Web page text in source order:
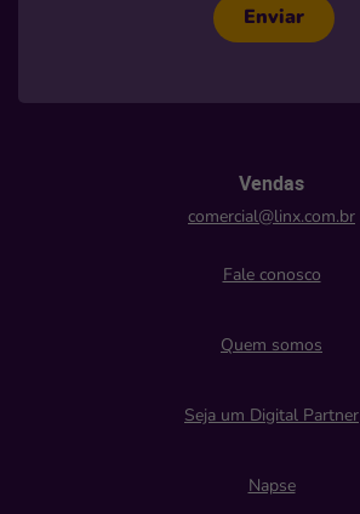
Enviar
Vendas
comercial@linx.com.br
Fale conosco
Quem somos
Seja um Digital Partner
Napse